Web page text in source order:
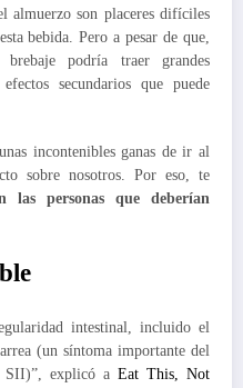
almuerzo son placeres difíciles
bebida. Pero a pesar de que,
brebaje podría traer grandes
secundarios que puede
incontenibles ganas de ir al
sobre nosotros. Por eso, te
las personas que deberían
intestinal, incluido el
(un síntoma importante del
SII)”, explicó a Eat This, Not